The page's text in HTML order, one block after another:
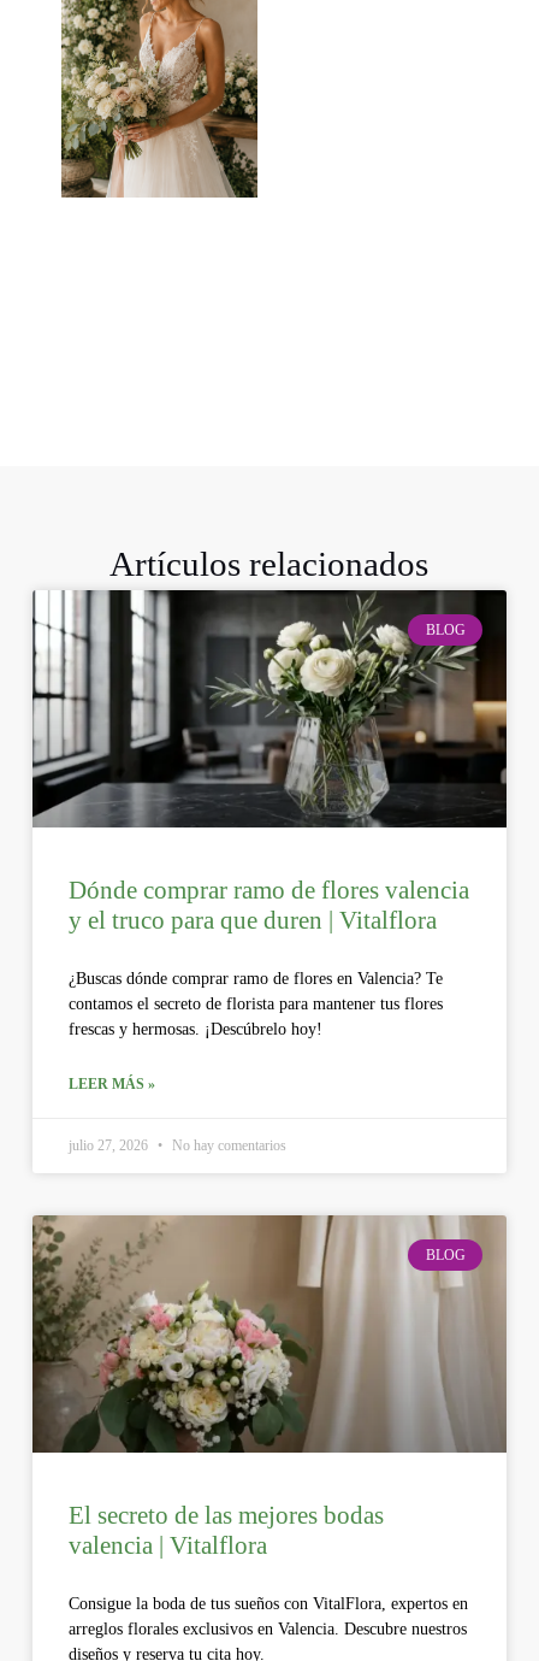
Artículos relacionados
BLOG
Dónde comprar ramo de flores valencia
y el truco para que duren | Vitalflora
¿Buscas dónde comprar ramo de flores en Valencia? Te
contamos el secreto de florista para mantener tus flores
frescas y hermosas. ¡Descúbrelo hoy!
LEER MÁS »
julio 27, 2026 No hay comentarios
BLOG
El secreto de las mejores bodas
valencia | Vitalflora
Consigue la boda de tus sueños con VitalFlora, expertos en
arreglos florales exclusivos en Valencia. Descubre nuestros
diseños y reserva tu cita hoy.